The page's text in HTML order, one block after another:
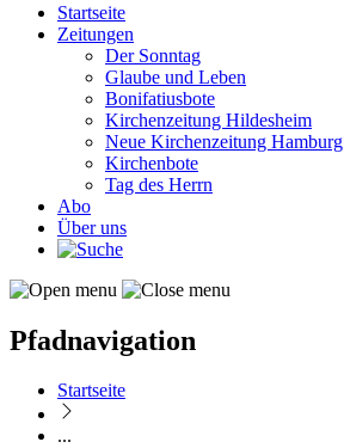
Startseite
Zeitungen
Der Sonntag
Glaube und Leben
Bonifatiusbote
Kirchenzeitung Hildesheim
Neue Kirchenzeitung Hamburg
Kirchenbote
Tag des Herrn
Abo
Über uns
Pfadnavigation
Startseite
...